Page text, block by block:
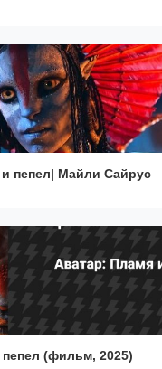
пепел| Майли Сайрус
(фильм, 2025)